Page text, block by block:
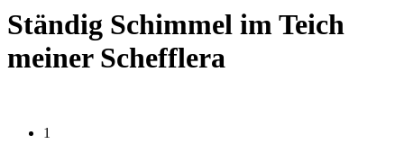
Ständig Schimmel im Teich
meiner Schefflera
1